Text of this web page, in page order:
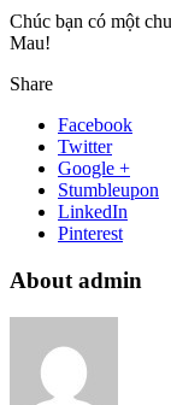
Chúc bạn có một
Mau!
Share
Facebook
Twitter
Google +
Stumbleupon
LinkedIn
Pinterest
About admin